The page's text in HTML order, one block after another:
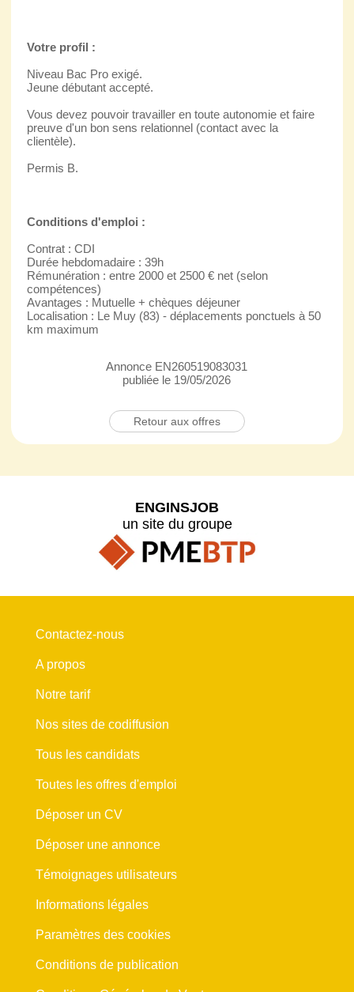
Votre profil :
Niveau Bac Pro exigé.
Jeune débutant accepté.
Vous devez pouvoir travailler en toute autonomie et faire
preuve d'un bon sens relationnel (contact avec la
clientèle).
Permis B.
Conditions d'emploi :
Contrat : CDI
Durée hebdomadaire : 39h
Rémunération : entre 2000 et 2500 € net (selon
compétences)
Avantages : Mutuelle + chèques déjeuner
Localisation : Le Muy (83) - déplacements ponctuels à 50
km maximum
Annonce EN260519083031
publiée le 19/05/2026
Retour aux offres
ENGINSJOB
un site du groupe
Contactez-nous
A propos
Notre tarif
Nos sites de codiffusion
Tous les candidats
Toutes les offres d'emploi
Déposer un CV
Déposer une annonce
Témoignages utilisateurs
Informations légales
Paramètres des cookies
Conditions de publication